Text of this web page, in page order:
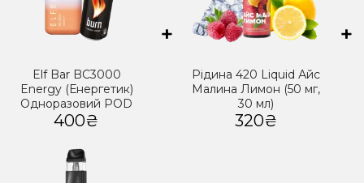
Elf Bar BC3000
Energy (Енергетик)
Одноразовий POD
400₴
+
Рідина 420 Liquid Айс
Малина Лимон (50 мг,
30 мл)
320₴
+